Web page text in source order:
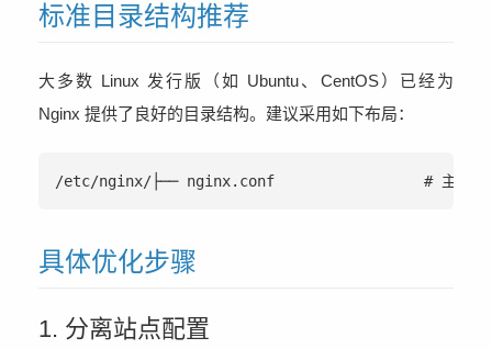
标准目录结构推荐
大多数 Linux 发行版（如 Ubuntu、CentOS）已经为
Nginx 提供了良好的目录结构。建议采用如下布局：
/etc/nginx/├── nginx.conf                 # 主配置文
具体优化步骤
1. 分离站点配置